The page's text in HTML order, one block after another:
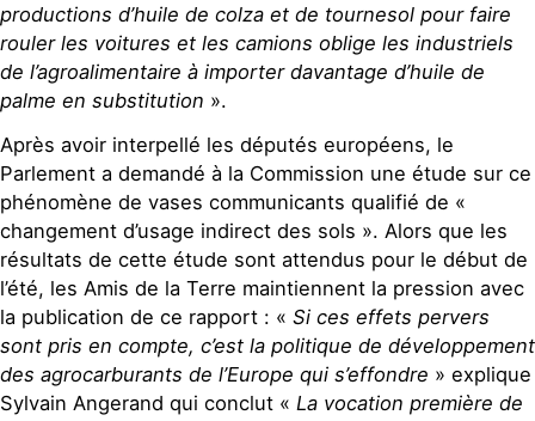
productions d’huile de colza et de tournesol pour faire
rouler les voitures et les camions oblige les industriels
de l’agroalimentaire à importer davantage d’huile de
palme en substitution ».
Après avoir interpellé les députés européens, le
Parlement a demandé à la Commission une étude sur ce
phénomène de vases communicants qualifié de «
changement d’usage indirect des sols ». Alors que les
résultats de cette étude sont attendus pour le début de
l’été, les Amis de la Terre maintiennent la pression avec
la publication de ce rapport : « Si ces effets pervers
sont pris en compte, c’est la politique de développement
des agrocarburants de l’Europe qui s’effondre » explique
Sylvain Angerand qui conclut « La vocation première de